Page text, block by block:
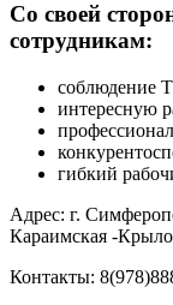
Со своей
сотрудникам:
соблюдение
интересную
гибкий
Адрес: г.
Караимская -
Контакты: